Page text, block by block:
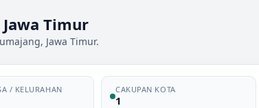
Timur
Jawa Timur.
/ KELURAHAN CAKUPAN KOTA
1